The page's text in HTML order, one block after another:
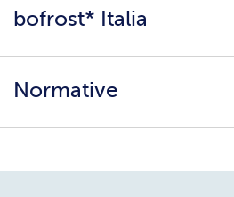
Presenta un amico
bofrost* Italia
Surgelati di qualità
Normative